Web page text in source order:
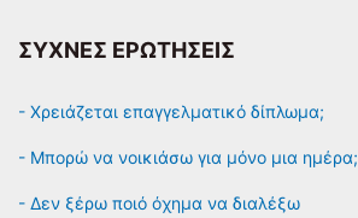
ΣΥΧΝΕΣ ΕΡΩΤΗΣΕΙΣ
- Χρειάζεται επαγγελματικό δίπλωμα;
- Μπορώ να νοικιάσω για μόνο μια ημέρα;
- Δεν ξέρω ποιό όχημα να διαλέξω